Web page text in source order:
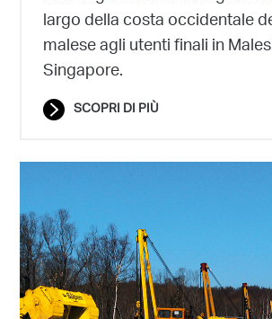
largo della costa occidentale
malese agli utenti finali in
Singapore.
SCOPRI DI PIÙ